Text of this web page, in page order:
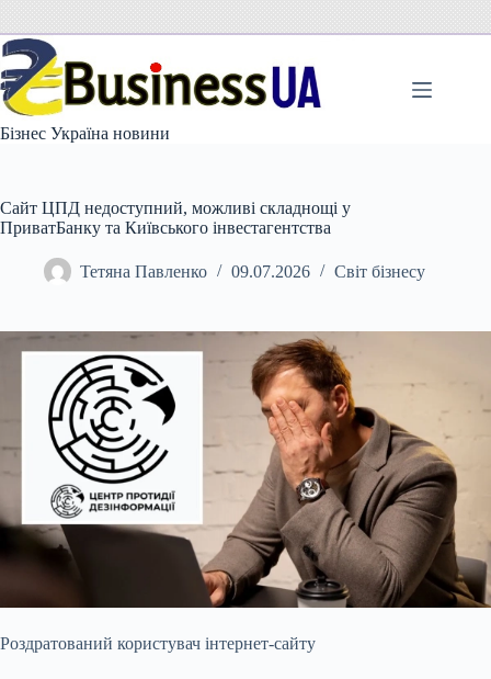
вмісту
Бізнес Україна новини
Сайт ЦПД недоступний, можливі складнощі у
ПриватБанку та Київського інвестагентства
Тетяна Павленко 09.07.2026 Світ бізнесу
Роздратований користувач інтернет-сайту